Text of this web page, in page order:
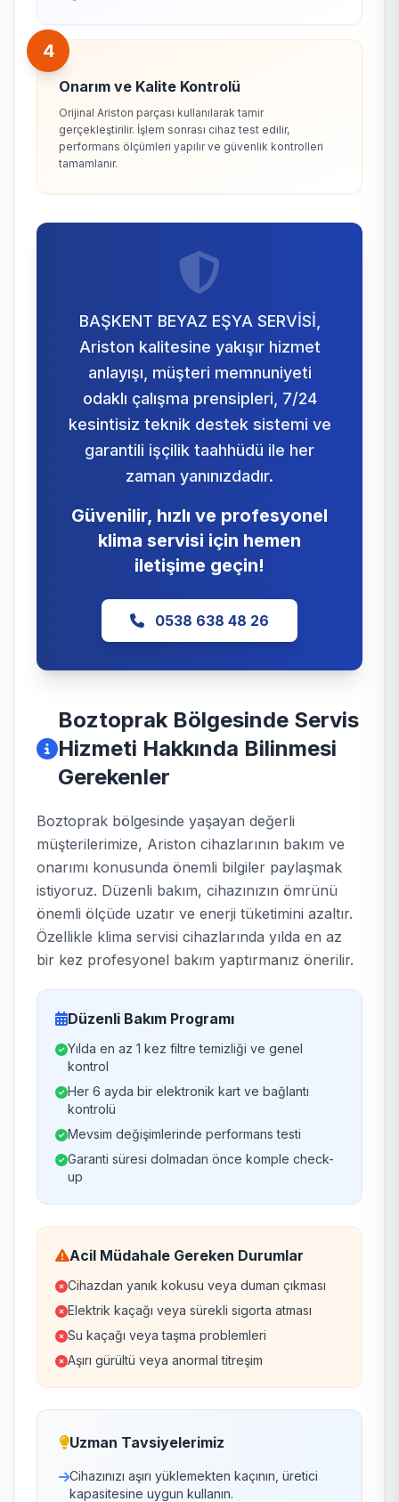
4
Onarım ve Kalite Kontrolü
Orijinal Ariston parçası kullanılarak tamir
gerçekleştirilir. İşlem sonrası cihaz test edilir,
performans ölçümleri yapılır ve güvenlik kontrolleri
tamamlanır.
BAŞKENT BEYAZ EŞYA SERVİSİ,
Ariston kalitesine yakışır hizmet
anlayışı, müşteri memnuniyeti
odaklı çalışma prensipleri, 7/24
kesintisiz teknik destek sistemi ve
garantili işçilik taahhüdü ile her
zaman yanınızdadır.
Güvenilir, hızlı ve profesyonel
klima servisi için hemen
iletişime geçin!
0538 638 48 26
Boztoprak Bölgesinde Servis
Hizmeti Hakkında Bilinmesi
Gerekenler
Boztoprak bölgesinde yaşayan değerli
müşterilerimize, Ariston cihazlarının bakım ve
onarımı konusunda önemli bilgiler paylaşmak
istiyoruz. Düzenli bakım, cihazınızın ömrünü
önemli ölçüde uzatır ve enerji tüketimini azaltır.
Özellikle klima servisi cihazlarında yılda en az
bir kez profesyonel bakım yaptırmanız önerilir.
Düzenli Bakım Programı
Yılda en az 1 kez filtre temizliği ve genel
kontrol
Her 6 ayda bir elektronik kart ve bağlantı
kontrolü
Mevsim değişimlerinde performans testi
Garanti süresi dolmadan önce komple check-
up
Acil Müdahale Gereken Durumlar
Cihazdan yanık kokusu veya duman çıkması
Elektrik kaçağı veya sürekli sigorta atması
Su kaçağı veya taşma problemleri
Aşırı gürültü veya anormal titreşim
Uzman Tavsiyelerimiz
Cihazınızı aşırı yüklemekten kaçının, üretici
kapasitesine uygun kullanın.